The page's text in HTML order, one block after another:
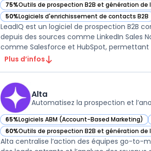
75%Outils de prospection B2B et génération de
— voir LeadIQ dans cette catégorie
50%Logiciels d'enrichissement de contacts B2B
— voir LeadIQ dans cette catégorie
LeadIQ est un logiciel de prospection B2B
depuis des sources comme LinkedIn Sales
Plus d’infos
Alta
Automatisez la prospection et
65%Logiciels ABM (Account-Based Marketing)
— voir Alta dans cette catégorie
60%Outils de prospection B2B et génération de
— voir Alta dans cette catégorie
Alta centralise l’action des équipes go-to-